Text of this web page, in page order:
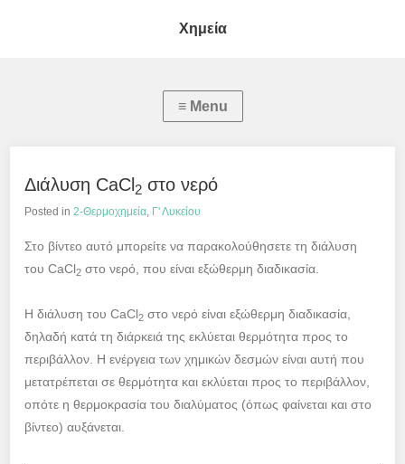
Χημεία
Διάλυση CaCl 2 στο νερό
Posted in2-Θερμοχημεία, Γ' Λυκείου
Στο βίντεο αυτό μπορείτε να παρακολούθησετε τη διάλυση
του CaCl2 στο νερό, που είναι εξώθερμη διαδικασία.
Η διάλυση του CaCl2 στο νερό είναι εξώθερμη διαδικασία,
δηλαδή κατά τη διάρκειά της εκλύεται θερμότητα προς το
περιβάλλον. Η ενέργεια των χημικών δεσμών είναι αυτή που
μετατρέπεται σε θερμότητα και εκλύεται προς το περιβάλλον,
οπότε η θερμοκρασία του διαλύματος (όπως φαίνεται και στο
βίντεο) αυξάνεται.